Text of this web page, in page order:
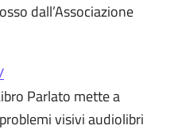
dall’Associazione
Parlato mette a
visivi audiolibri